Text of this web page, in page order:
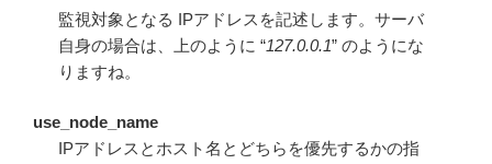
監視対象となる IPアドレスを記述します。サーバ
自身の場合は、上のように “127.0.0.1” のようにな
りますね。
use_node_name
IPアドレスとホスト名とどちらを優先するかの指